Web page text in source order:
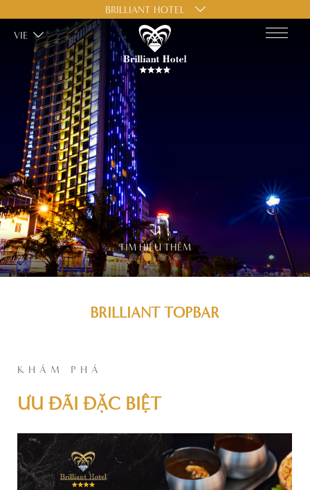
TÌM HIỂU THÊM
VIE
BRILLIANT HOTEL
BRILLIANT TOPBAR
KHÁM PHÁ
ƯU ĐÃI ĐẶC BIỆT